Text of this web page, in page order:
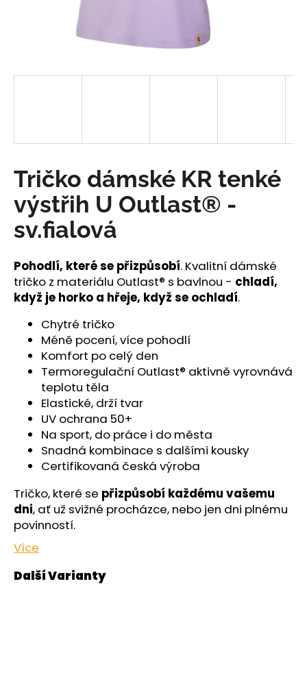
Tričko dámské KR tenké
výstřih U Outlast® -
sv.fialová
Pohodlí, které se přizpůsobí. Kvalitní dámské
tričko z materiálu Outlast® s bavlnou - chladí,
když je horko a hřeje, když se ochladí.
Chytré tričko
Méně pocení, více pohodlí
Komfort po celý den
Termoregulační Outlast® aktivně vyrovnává
teplotu těla
Elastické, drží tvar
UV ochrana 50+
Na sport, do práce i do města
Snadná kombinace s dalšími kousky
Certifikovaná česká výroba
Tričko, které se přizpůsobí každému vašemu
dni, ať už svižné procházce, nebo jen dni plnému
povinností.
Více
t
o
o
r
u
ŠORTKY
HIGH
DÁMSKÉ
TENKÉ
OUTLAST®
ČERNÁ
599
Kč